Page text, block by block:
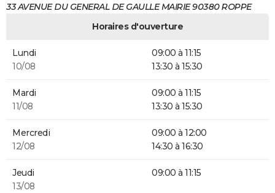
33 AVENUE DU GENERAL DE GAULLE MAIRIE 90380 ROPPE
Horaires d'ouverture
Lundi
10/08
09:00 à 11:15
13:30 à 15:30
Mardi
11/08
09:00 à 11:15
13:30 à 15:30
Mercredi
12/08
09:00 à 12:00
14:30 à 16:30
Jeudi
13/08
09:00 à 11:15